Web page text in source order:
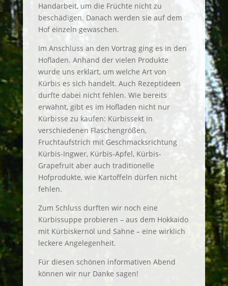
Handarbeit, um die Früchte nicht zu
beschädigen. Danach werden sie auf dem
Hof einzeln gewaschen.
Im Anschluss an den Vortrag ging es in den
Hofladen. Anhand der vielen Produkte
wurde uns erklärt, um welche Art von
Kürbis es sich handelt. Auch Rezeptideen
durfte dabei nicht fehlen. Wie bereits
erwähnt, gibt es im Hofladen nicht nur
Kürbisse zu kaufen: Kürbissekt in
verschiedenen Flaschengrößen,
Fruchtaufstrich mit Geschmacksrichtung
Kürbis-Ingwer, Kürbis-Apfel, Kürbis-
Grapefruit aber auch traditionelle
Hofprodukte, wie Kartoffeln dürfen nicht
fehlen.
Zum Schluss durften wir noch eine
Kürbissuppe probieren – aus dem Hokkaido
mit Kürbiskernöl und Sahne – eine wirklich
leckere Angelegenheit.
Für diesen schönen informativen Abend
können wir nur Danke sagen!